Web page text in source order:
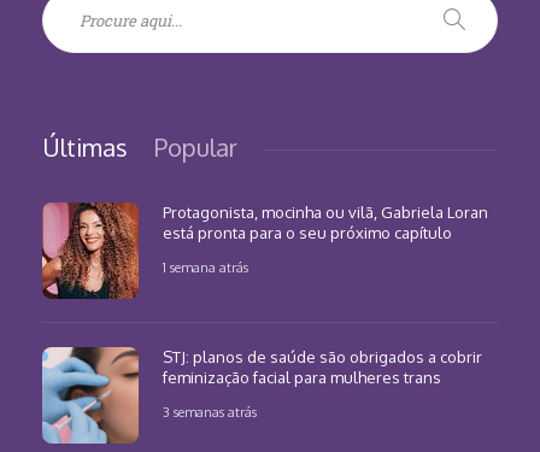
Últimas Popular
Protagonista, mocinha ou vilã, Gabriela Loran
está pronta para o seu próximo capítulo
1 semana atrás
STJ: planos de saúde são obrigados a cobrir
feminização facial para mulheres trans
3 semanas atrás